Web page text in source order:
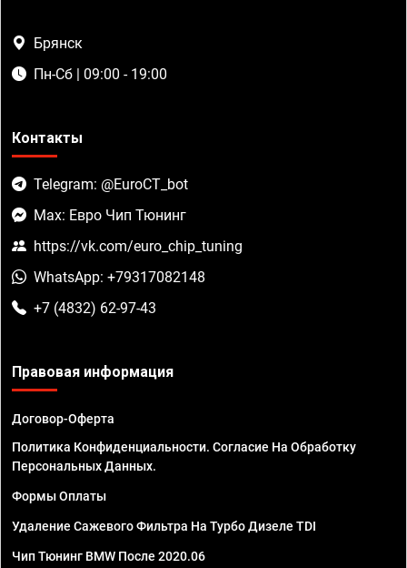
Брянск
Пн-Сб | 09:00 - 19:00
Контакты
Telegram: @EuroCT_bot
Max: Евро Чип Тюнинг
https://vk.com/euro_chip_tuning
WhatsApp: +79317082148
+7 (4832) 62-97-43
Правовая информация
Договор-Оферта
Политика Конфиденциальности. Согласие На Обработку
Персональных Данных.
Формы Оплаты
Удаление Сажевого Фильтра На Турбо Дизеле TDI
Чип Тюнинг BMW После 2020.06